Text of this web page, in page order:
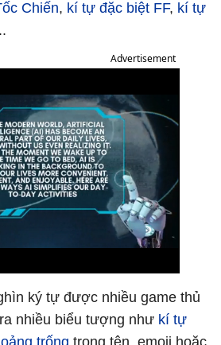
Chiến, kí tự đặc biệt FF, kí tự
Advertisement
ký tự được nhiều game thủ
nhiều biểu tượng như kí tự
trống trong tên, emoji hoặc